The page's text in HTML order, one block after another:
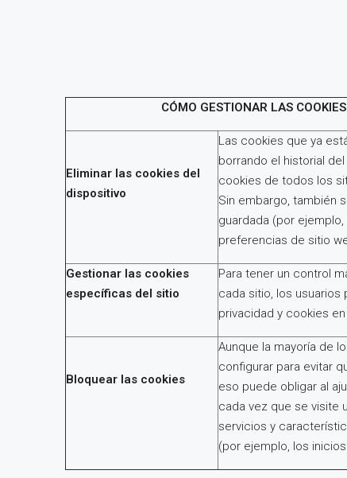
CÓMO GESTIONAR LAS
Eliminar las cookies del
dispositivo
Las cookies que ya
borrando el historial
cookies de todos los
Sin embargo, también
guardada (por
preferencias de sitio
Gestionar las cookies
específicas del sitio
Para tener un control
cada sitio, los usuarios
privacidad y cookies
Bloquear las cookies
Aunque la mayoría de
configurar para evitar
eso puede obligar al
cada vez que se visite
servicios y
(por ejemplo, los